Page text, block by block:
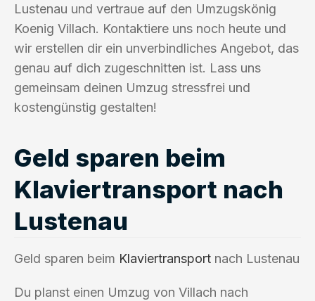
Lustenau und vertraue auf den Umzugskönig
Koenig Villach. Kontaktiere uns noch heute und
wir erstellen dir ein unverbindliches Angebot, das
genau auf dich zugeschnitten ist. Lass uns
gemeinsam deinen Umzug stressfrei und
kostengünstig gestalten!
Geld sparen beim
Klaviertransport nach
Lustenau
Geld sparen beim Klaviertransport nach Lustenau
Du planst einen Umzug von Villach nach